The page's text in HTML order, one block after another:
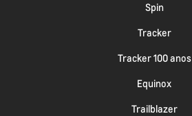
Spin
Tracker
Tracker 100 anos
Equinox
Trailblazer